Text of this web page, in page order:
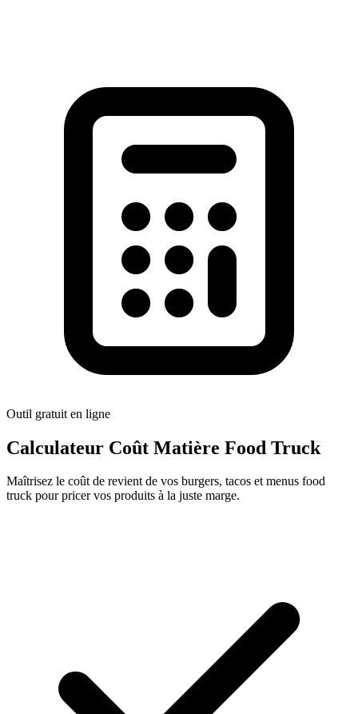
Outil gratuit en ligne
Calculateur Coût Matière Food Truck
Maîtrisez le coût de revient de vos burgers, tacos et menus food
truck pour pricer vos produits à la juste marge.